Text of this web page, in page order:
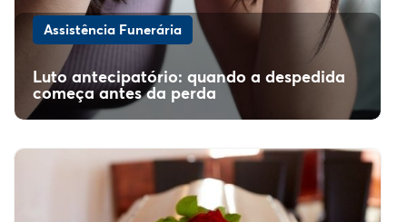
Assistência Funerária
Luto antecipatório: quando a despedida
começa antes da perda